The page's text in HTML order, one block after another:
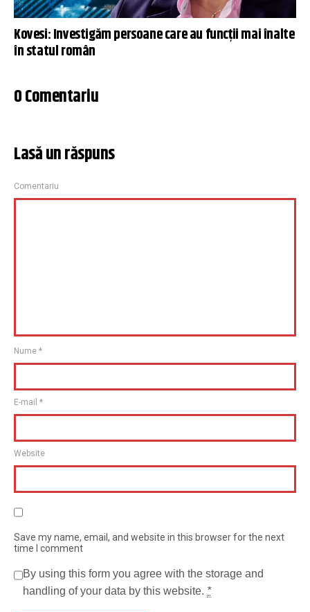
Kovesi: Investigăm persoane care au funcții mai înalte
în statul român
0 Comentariu
Lasă un răspuns
Comentariu
Nume *
E-mail *
Website
Save my name, email, and website in this browser for the next
time I comment
By using this form you agree with the storage and
handling of your data by this website. *